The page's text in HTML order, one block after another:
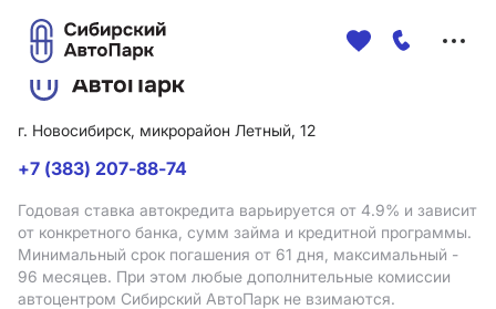
г. Новосибирск, микрорайон Летный, 12
+7 (383) 207-88-74
Годовая ставка автокредита варьируется от 4.9% и зависит
от конкретного банка, сумм займа и кредитной программы.
Минимальный срок погашения от 61 дня, максимальный -
96 месяцев. При этом любые дополнительные комиссии
автоцентром Сибирский АвтоПарк не взимаются.